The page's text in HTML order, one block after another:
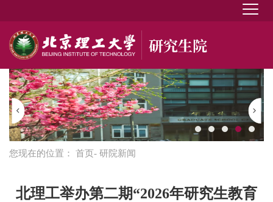
您现在的位置： 首页- 研院新闻
北理工举办第二期“2026年研究生教育